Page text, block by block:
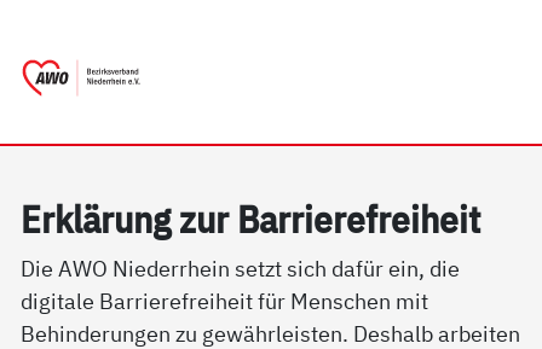
Erklärung zur Barrierefreiheit
Die AWO Niederrhein setzt sich dafür ein, die
digitale Barrierefreiheit für Menschen mit
Behinderungen zu gewährleisten. Deshalb arbeiten